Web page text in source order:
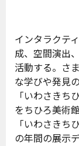
インタラクテ
成、空間演出
活動する。さ
な学びや発見
「いわさきち
をちひろ美術
「いわさきち
の年間の展示